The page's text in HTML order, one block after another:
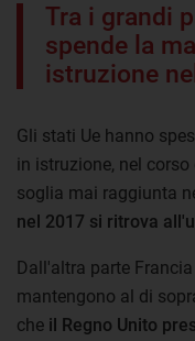
Tra i grandi
spende la
istruzione
Gli stati Ue hanno
in istruzione, nel
soglia mai raggiunta
nel 2017 si ritrova
Dall'altra parte
mantengono al di
che il Regno Unito